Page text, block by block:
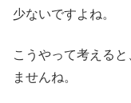
少ないですよね。
こうやって考える
ませんね。